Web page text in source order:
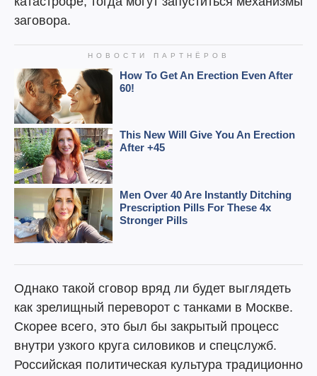
заговора.
Однако такой сговор вряд ли будет выглядеть
как зрелищный переворот с танками в Москве.
Скорее всего, это был бы закрытый процесс
внутри узкого круга силовиков и спецслужб.
Российская политическая культура традиционно